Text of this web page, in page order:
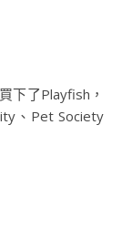
、Pet Society